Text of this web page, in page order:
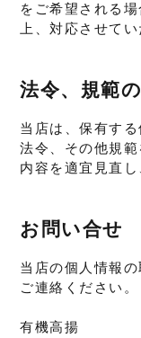
をご希望される
上、対応させて
法令、規範
当店は、保有す
法令、その他規
内容を適宜見直し
お問い合せ
当店の個人情報
ご連絡ください。
有機高揚